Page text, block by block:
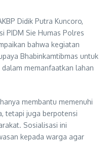
Didik Putra Kuncoro,
PIDM Sie Humas Polres
bahwa kegiatan
Bhabinkamtibmas untuk
memanfaatkan lahan
membantu memenuhi
tetapi juga berpotensi
Sosialisasi ini
kepada warga agar